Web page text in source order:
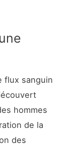
flux sanguin
hommes
de la
des